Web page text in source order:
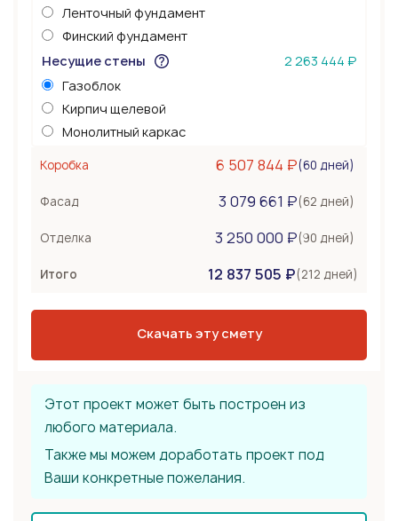
Ленточный фундамент
Финский фундамент
Несущие стены
2 263 444 ₽
Газоблок
Кирпич щелевой
Монолитный каркас
Бетонные стены
Сборное из ЖБ плит
Коробка 6 507 844 ₽(60 дней)
Фасад 3 079 661 ₽(62 дней)
Отделка 3 250 000 ₽(90 дней)
Итого 12 837 505 ₽(212 дней)
Скачать эту смету
Этот проект может быть построен из
любого материала.
Также мы можем доработать проект под
Ваши конкретные пожелания.